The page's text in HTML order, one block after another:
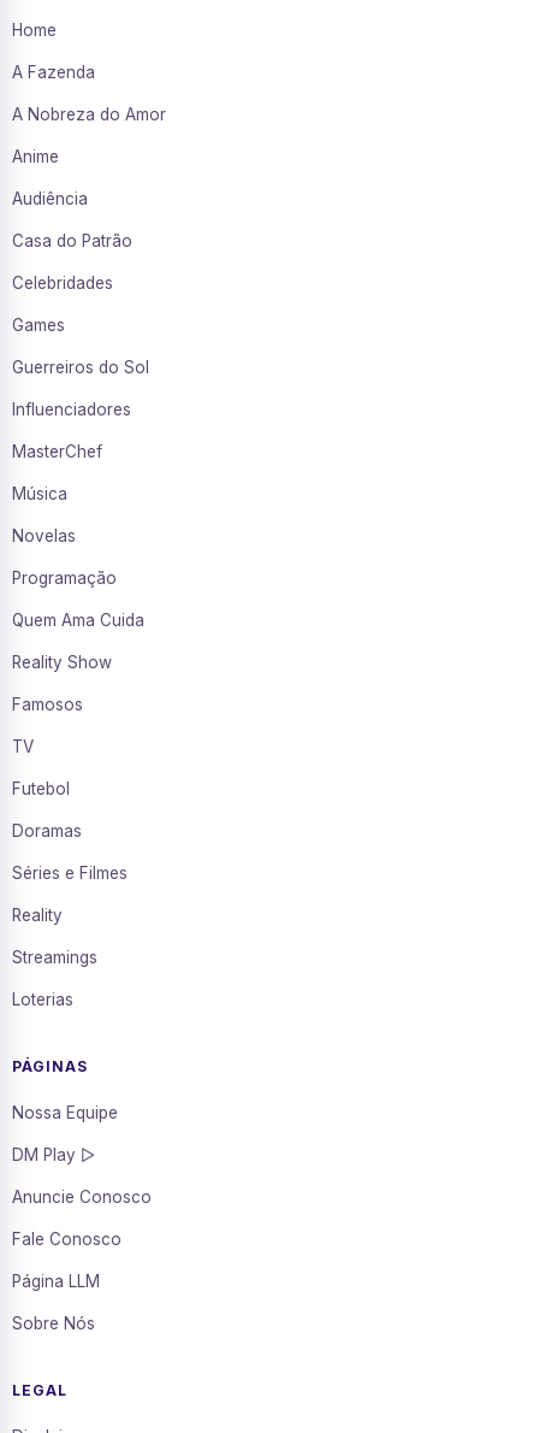
Home
A Fazenda
A Nobreza do Amor
Anime
Audiência
Casa do Patrão
Celebridades
Games
Guerreiros do Sol
Influenciadores
MasterChef
Música
Novelas
Programação
Quem Ama Cuida
Reality Show
Famosos
TV
Futebol
Doramas
Séries e Filmes
Reality
Streamings
Loterias
PÁGINAS
Nossa Equipe
DM Play ▷
Anuncie Conosco
Fale Conosco
Página LLM
Sobre Nós
LEGAL